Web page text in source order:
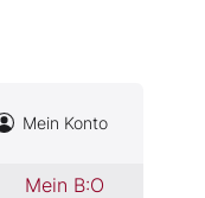
Mein Konto
Mein B:O